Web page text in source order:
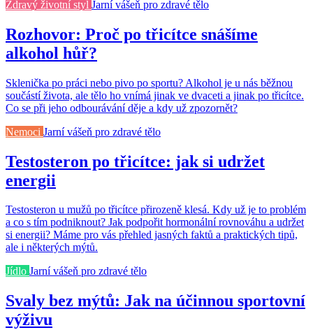
Zdravý životní styl Jarní vášeň pro zdravé tělo
Rozhovor: Proč po třicítce snášíme
alkohol hůř?
Sklenička po práci nebo pivo po sportu? Alkohol je u nás běžnou
součástí života, ale tělo ho vnímá jinak ve dvaceti a jinak po třicítce.
Co se při jeho odbourávání děje a kdy už zpozornět?
Nemoci Jarní vášeň pro zdravé tělo
Testosteron po třicítce: jak si udržet
energii
Testosteron u mužů po třicítce přirozeně klesá. Kdy už je to problém
a co s tím podniknout? Jak podpořit hormonální rovnováhu a udržet
si energii? Máme pro vás přehled jasných faktů a praktických tipů,
ale i některých mýtů.
Jídlo Jarní vášeň pro zdravé tělo
Svaly bez mýtů: Jak na účinnou sportovní
výživu